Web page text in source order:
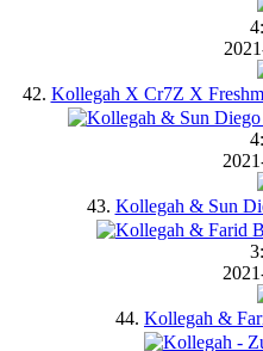
42. Kollegah X Cr7Z X
43. Kollegah & Sun
44. Kollegah &